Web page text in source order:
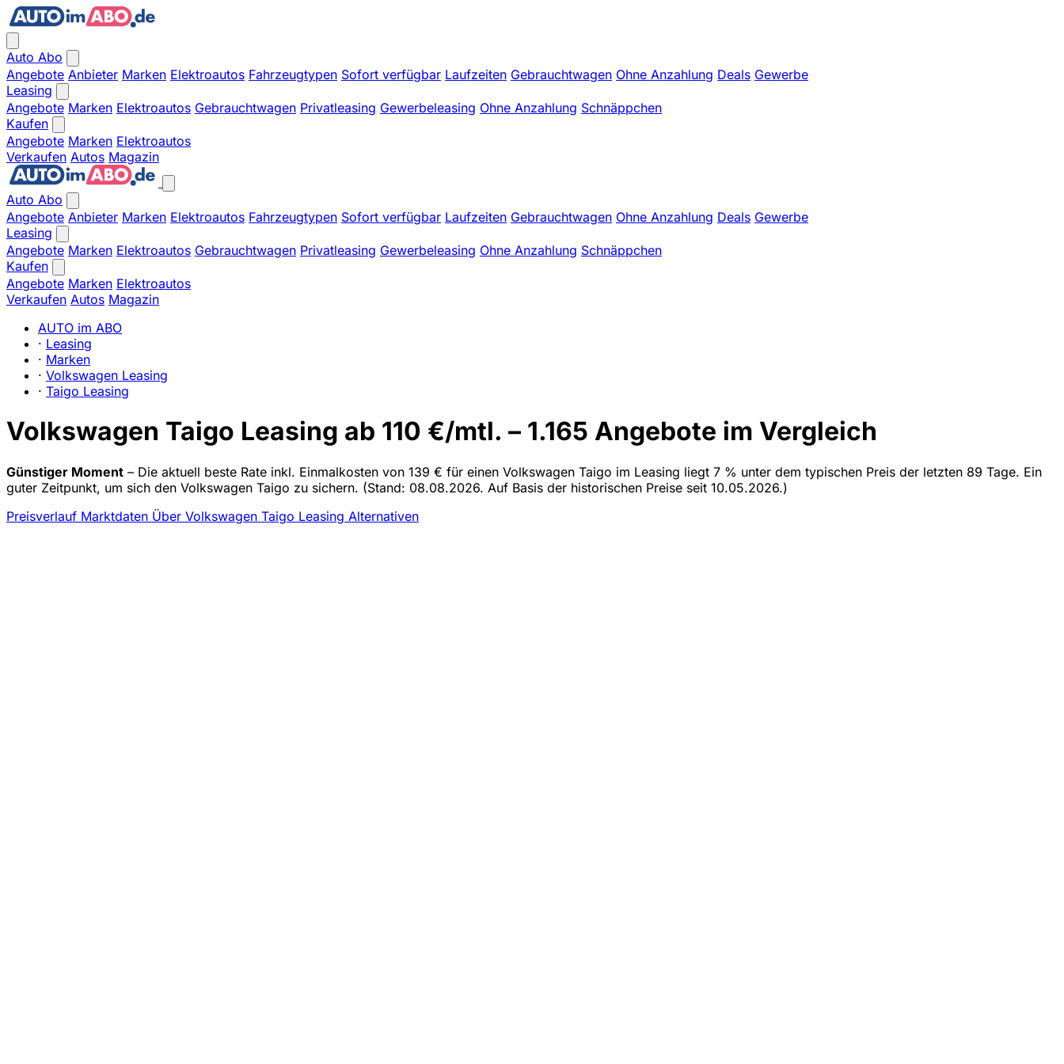
Auto Abo
Angebote Anbieter Marken Elektroautos Fahrzeugtypen Sofort verfügbar Laufzeiten Gebrauchtwagen Ohne Anzahlung Deals Gewerbe
Leasing
Angebote Marken Elektroautos Gebrauchtwagen Privatleasing Gewerbeleasing Ohne Anzahlung Schnäppchen
Kaufen
Angebote Marken Elektroautos
Verkaufen Autos Magazin
Auto Abo
Angebote Anbieter Marken Elektroautos Fahrzeugtypen Sofort verfügbar Laufzeiten Gebrauchtwagen Ohne Anzahlung Deals Gewerbe
Leasing
Angebote Marken Elektroautos Gebrauchtwagen Privatleasing Gewerbeleasing Ohne Anzahlung Schnäppchen
Kaufen
Angebote Marken Elektroautos
Verkaufen Autos Magazin
AUTO im ABO
· Leasing
· Marken
· Volkswagen Leasing
· Taigo Leasing
Volkswagen Taigo Leasing ab 110 €/mtl. – 1.165 Angebote im Vergleich
Günstiger Moment – Die aktuell beste Rate inkl. Einmalkosten von 139 € für einen Volkswagen Taigo im Leasing liegt 7 % unter dem typischen Preis der letzten 89 Tage. Ein
guter Zeitpunkt, um sich den Volkswagen Taigo zu sichern. (Stand: 08.08.2026. Auf Basis der historischen Preise seit 10.05.2026.)
Preisverlauf Marktdaten Über Volkswagen Taigo Leasing Alternativen